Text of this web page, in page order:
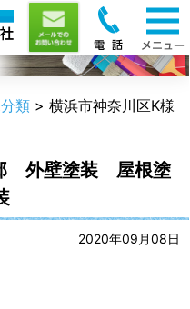
類 > 横浜市神奈川区K様
外壁塗装 屋根塗
2020年09月08日